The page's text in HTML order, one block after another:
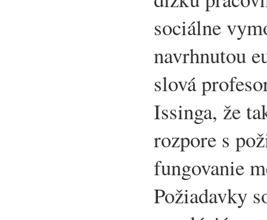
sociálne
navrhnutou
slová
Issinga, že
rozpore s
fungovanie
Požiadavky